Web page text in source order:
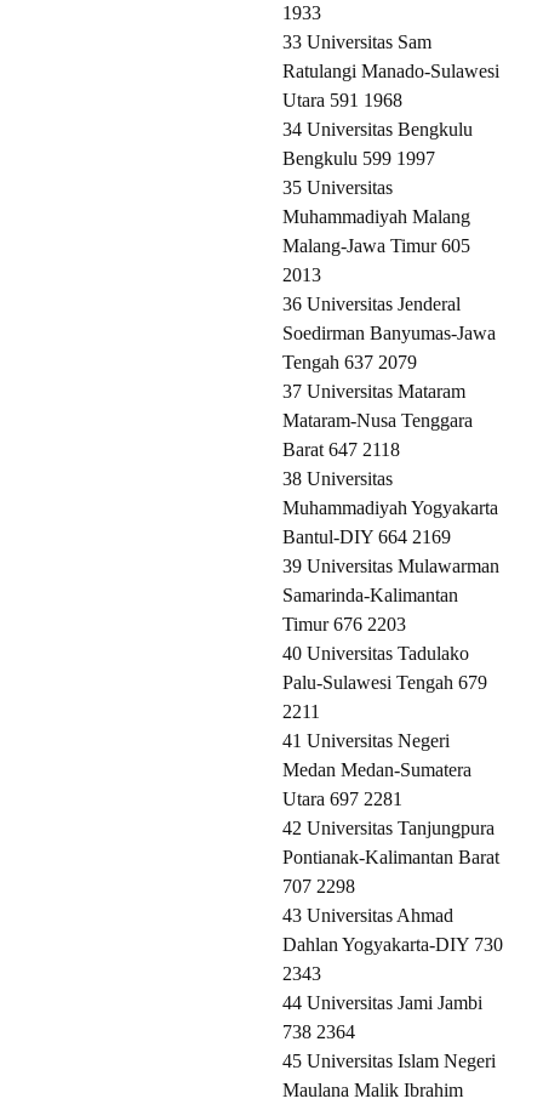
1933
33 Universitas Sam
Ratulangi Manado-Sulawesi
Utara 591 1968
34 Universitas Bengkulu
Bengkulu 599 1997
35 Universitas
Muhammadiyah Malang
Malang-Jawa Timur 605
2013
36 Universitas Jenderal
Soedirman Banyumas-Jawa
Tengah 637 2079
37 Universitas Mataram
Mataram-Nusa Tenggara
Barat 647 2118
38 Universitas
Muhammadiyah Yogyakarta
Bantul-DIY 664 2169
39 Universitas Mulawarman
Samarinda-Kalimantan
Timur 676 2203
40 Universitas Tadulako
Palu-Sulawesi Tengah 679
2211
41 Universitas Negeri
Medan Medan-Sumatera
Utara 697 2281
42 Universitas Tanjungpura
Pontianak-Kalimantan Barat
707 2298
43 Universitas Ahmad
Dahlan Yogyakarta-DIY 730
2343
44 Universitas Jami Jambi
738 2364
45 Universitas Islam Negeri
Maulana Malik Ibrahim